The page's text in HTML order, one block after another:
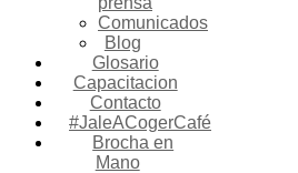
Comunicados
Blog
Glosario
Capacitacion
Contacto
#JaleACogerCafé
Brocha en
Mano